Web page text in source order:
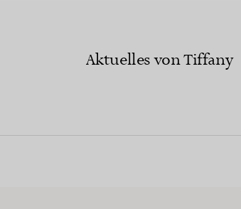
Aktuelles von Tiffany